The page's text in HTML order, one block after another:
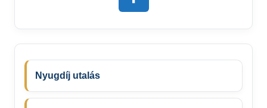
Nyugdíj utalás